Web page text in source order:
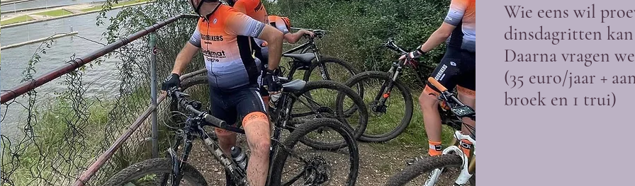
Wie eens wil
dinsdagritten
Daarna vragen
(35 euro/jaar +
broek en 1 trui)